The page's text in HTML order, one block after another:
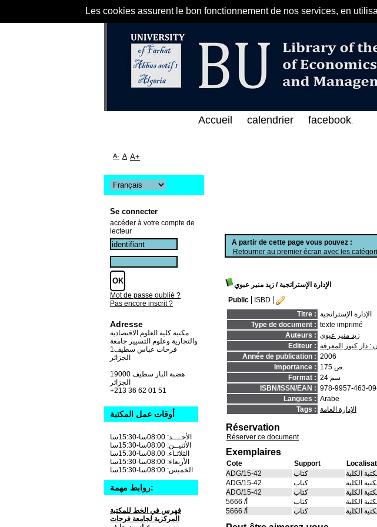
Les cookies assurent le bon fonctionnement de nos services, en
الفهرس الإلكتروني على الخط المباشر لمكتبة كلية العلوم الاقتصادية و
A partir de cette page vous pouvez :
Retourner au premier écran avec les
الإدارة الإستراتجية / زيد منير عبوي
Public
ISBD
Titre : الإدارة الإستراتجية
Type de document : texte imprimé
Auteurs : زيد منير عبوي
Editeur : : دار كنوز المعرفة
Année de publication : 2006
Importance :
175 ص.
Format :
24 سم
ISBN/ISSN/EAN : 978-9957-463-
Langues : Arabe
Tags : الإدارة العامة
Réservation
Réserver ce document
Exemplaires
Cote Support
ADG/15-42
كتاب الكلية
ADG/15-42
كتاب الكلية
ADG/15-42
كتاب الكلية
أ/ 5666
كتاب الكلية
أ/ 5666
كتاب الكلية
Accueil calendrier facebook.
A- A A+
Se connecter
accéder à votre compte de
lecteur
Mot de passe oublié ?
Pas encore inscrit ?
Adresse
مكتبة كلية العلوم الاقتصادية
والتجارية وعلوم التسيير جامعة
فرحات عباس سطيف1
الجزائر
19000 هضبة الباز سطيف
+213 36 62 01 51
أوقات عمل المكتبة
الأحــــد: 08:00سا-15:30سا
الأثنيــن: 08:00سا-15:30سا
الثلاثـاء: 08:00سا-15:30سا
الأربعاء: 08:00سا-15:30سا
الخميس: 08:00سا-15:30سا
روابط مهمة:
فهرس في الخط للمكتبة
المركزية لجامعة فرحات